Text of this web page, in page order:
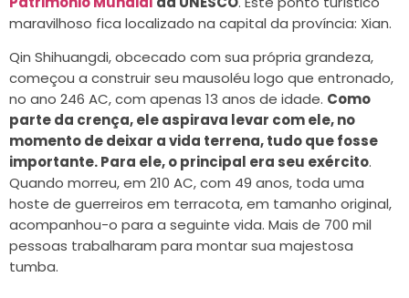
maravilhoso fica localizado na capital da província: Xian.
Qin Shihuangdi, obcecado com sua própria grandeza,
começou a construir seu mausoléu logo que entronado,
no ano 246 AC, com apenas 13 anos de idade. Como
parte da crença, ele aspirava levar com ele, no
momento de deixar a vida terrena, tudo que fosse
importante. Para ele, o principal era seu exército.
Quando morreu, em 210 AC, com 49 anos, toda uma
hoste de guerreiros em terracota, em tamanho original,
acompanhou-o para a seguinte vida. Mais de 700 mil
pessoas trabalharam para montar sua majestosa
tumba.